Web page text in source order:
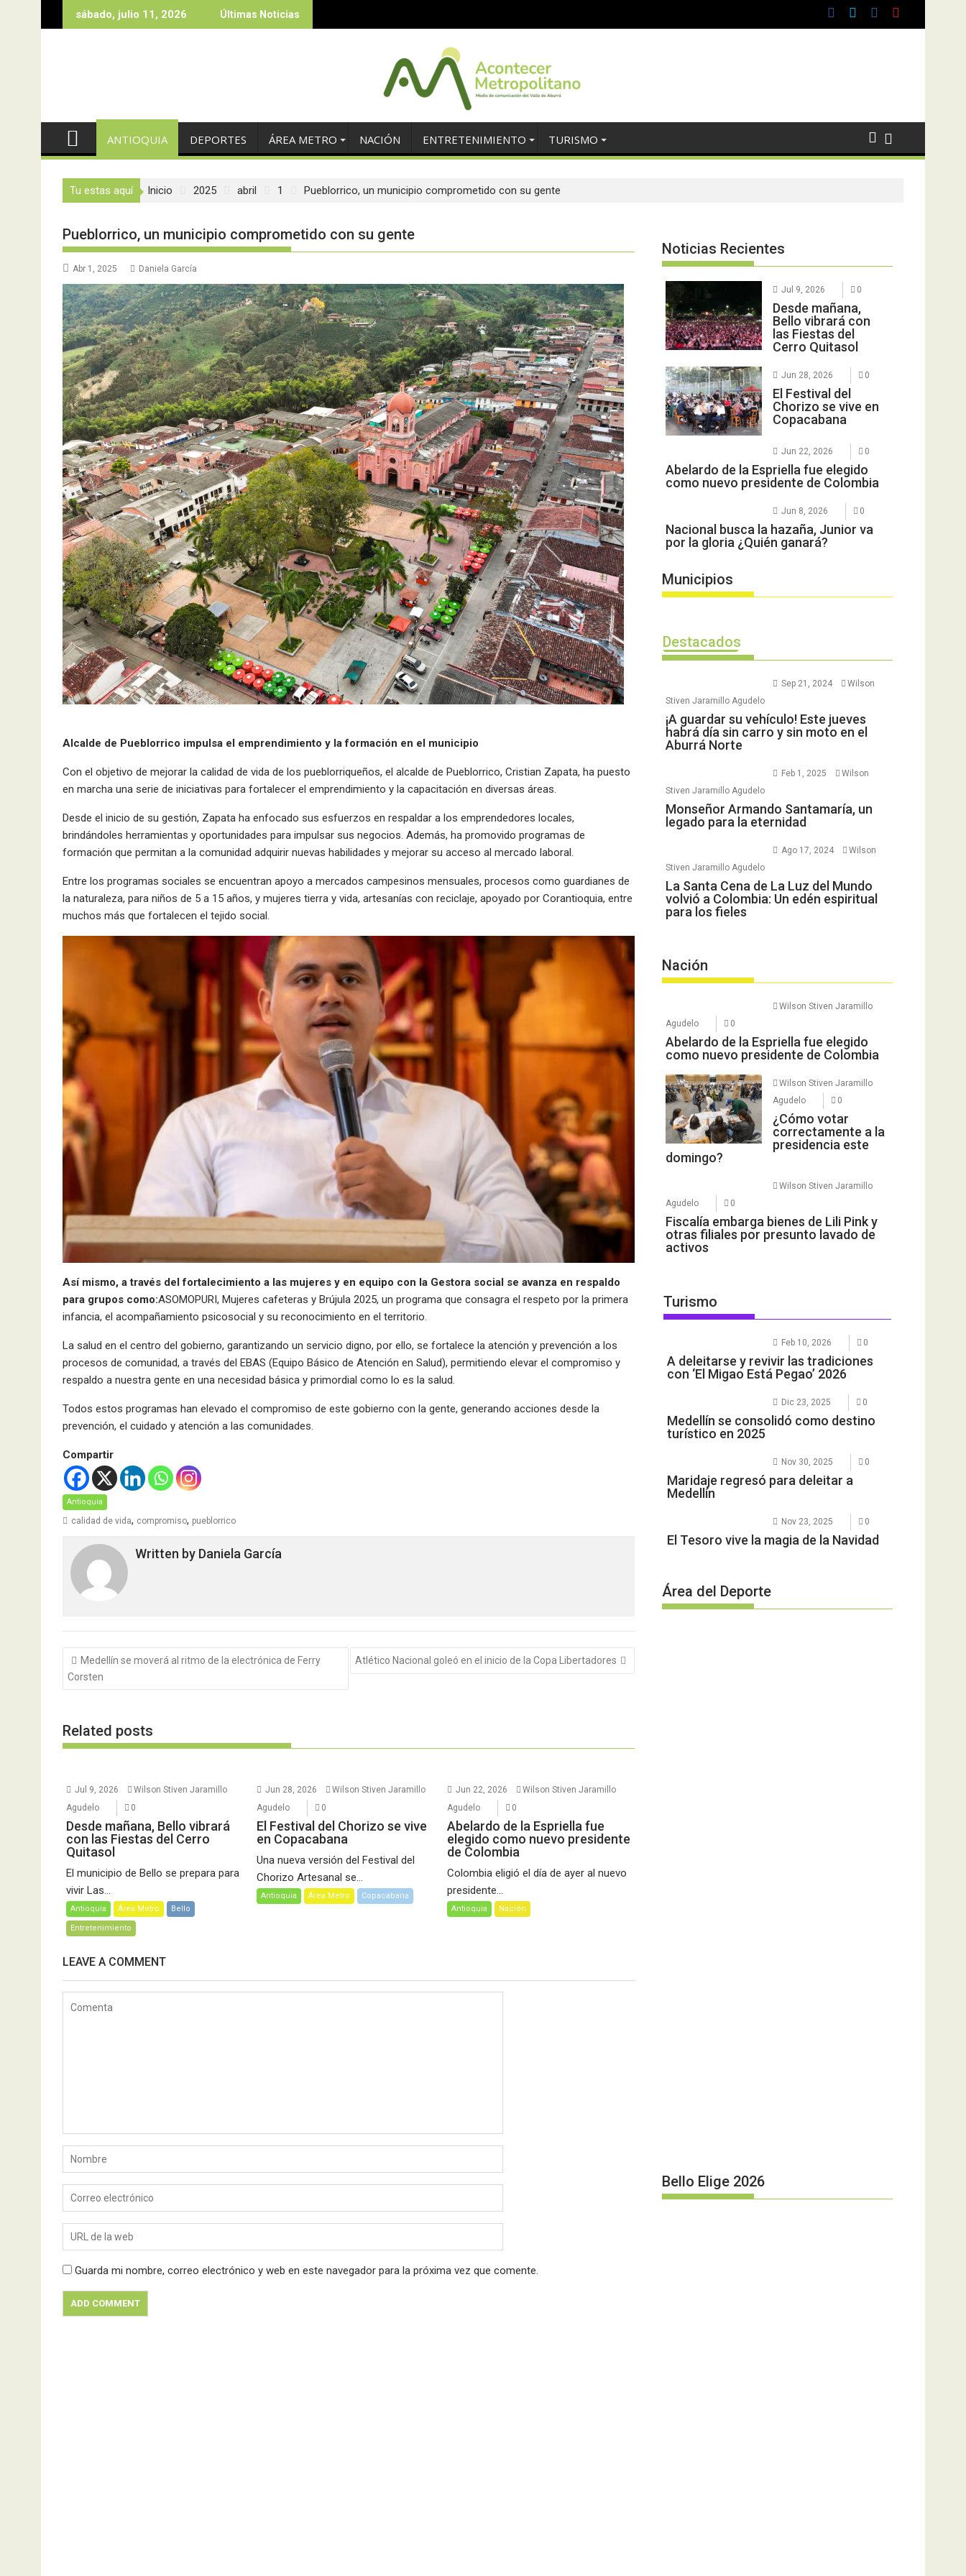
sábado, julio 11, 2026 Últimas Noticias
ANTIOQUIA DEPORTES ÁREA METRO NACIÓN ENTRETENIMIENTO TURISMO
Tu estas aquí Inicio 2025 abril 1 Pueblorrico, un municipio comprometido con su gente
Pueblorrico, un municipio comprometido con su gente
Abr 1, 2025 Daniela García
Alcalde de Pueblorrico impulsa el emprendimiento y la formación en el municipio
Con el objetivo de mejorar la calidad de vida de los pueblorriqueños, el alcalde de Pueblorrico, Cristian Zapata, ha puesto
en marcha una serie de iniciativas para fortalecer el emprendimiento y la capacitación en diversas áreas.
Desde el inicio de su gestión, Zapata ha enfocado sus esfuerzos en respaldar a los emprendedores locales,
brindándoles herramientas y oportunidades para impulsar sus negocios. Además, ha promovido programas de
formación que permitan a la comunidad adquirir nuevas habilidades y mejorar su acceso al mercado laboral.
Entre los programas sociales se encuentran apoyo a mercados campesinos mensuales, procesos como guardianes de
la naturaleza, para niños de 5 a 15 años, y mujeres tierra y vida, artesanías con reciclaje, apoyado por Corantioquia, entre
muchos más que fortalecen el tejido social.
Así mismo, a través del fortalecimiento a las mujeres y en equipo con la Gestora social se avanza en respaldo
para grupos como:ASOMOPURI, Mujeres cafeteras y Brújula 2025, un programa que consagra el respeto por la primera
infancia, el acompañamiento psicosocial y su reconocimiento en el territorio.
La salud en el centro del gobierno, garantizando un servicio digno, por ello, se fortalece la atención y prevención a los
procesos de comunidad, a través del EBAS (Equipo Básico de Atención en Salud), permitiendo elevar el compromiso y
respaldo a nuestra gente en una necesidad básica y primordial como lo es la salud.
Todos estos programas han elevado el compromiso de este gobierno con la gente, generando acciones desde la
prevención, el cuidado y atención a las comunidades.
Compartir
Antioquia
calidad de vida, compromiso, pueblorrico
Written by Daniela García
Navegación
de
entradas
Medellín se moverá al ritmo de la electrónica de Ferry
Corsten
Atlético Nacional goleó en el inicio de la Copa Libertadores
Related posts
Jul 9, 2026
Wilson Stiven Jaramillo
Agudelo
0
Desde mañana, Bello vibrará
con las Fiestas del Cerro
Quitasol
El municipio de Bello se prepara para
vivir Las...
Antioquia Área Metro Bello
Entretenimiento
Jun 28, 2026
Wilson Stiven Jaramillo
Agudelo
0
El Festival del Chorizo se vive
en Copacabana
Una nueva versión del Festival del
Chorizo Artesanal se...
Antioquia Área Metro Copacabana
Jun 22, 2026
Wilson Stiven Jaramillo
Agudelo
0
Abelardo de la Espriella fue
elegido como nuevo presidente
de Colombia
Colombia eligió el día de ayer al nuevo
presidente...
Antioquia Nación
LEAVE A COMMENT
Guarda mi nombre, correo electrónico y web en este navegador para la próxima vez que comente.
Noticias Recientes
Jul 9, 2026 0
Desde mañana,
Bello vibrará con
las Fiestas del
Cerro Quitasol
Jun 28, 2026 0
El Festival del
Chorizo se vive en
Copacabana
Jun 22, 2026 0
Abelardo de la Espriella fue elegido
como nuevo presidente de Colombia
Jun 8, 2026 0
Nacional busca la hazaña, Junior va
por la gloria ¿Quién ganará?
Municipios
Destacados
Sep 21, 2024
Wilson
Stiven Jaramillo Agudelo
¡A guardar su vehículo! Este jueves
habrá día sin carro y sin moto en el
Aburrá Norte
Feb 1, 2025
Wilson
Stiven Jaramillo Agudelo
Monseñor Armando Santamaría, un
legado para la eternidad
Ago 17, 2024
Wilson
Stiven Jaramillo Agudelo
La Santa Cena de La Luz del Mundo
volvió a Colombia: Un edén espiritual
para los fieles
Nación
Wilson Stiven Jaramillo
Agudelo
0
Abelardo de la Espriella fue elegido
como nuevo presidente de Colombia
Wilson Stiven Jaramillo
Agudelo
0
¿Cómo votar
correctamente a la
presidencia este
domingo?
Wilson Stiven Jaramillo
Agudelo
0
Fiscalía embarga bienes de Lili Pink y
otras filiales por presunto lavado de
activos
Turismo
Feb 10, 2026 0
A deleitarse y revivir las tradiciones
con ‘El Migao Está Pegao’ 2026
Dic 23, 2025 0
Medellín se consolidó como destino
turístico en 2025
Nov 30, 2025 0
Maridaje regresó para deleitar a
Medellín
Nov 23, 2025 0
El Tesoro vive la magia de la Navidad
Área del Deporte
Bello Elige 2026